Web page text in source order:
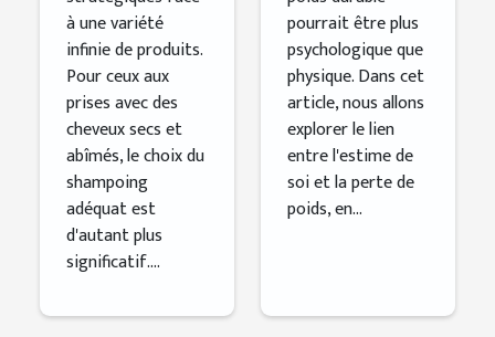
à une variété
infinie de produits.
Pour ceux aux
prises avec des
cheveux secs et
abîmés, le choix du
shampoing
adéquat est
d'autant plus
significatif....
pourrait être plus
psychologique que
physique. Dans cet
article, nous allons
explorer le lien
entre l'estime de
soi et la perte de
poids, en...